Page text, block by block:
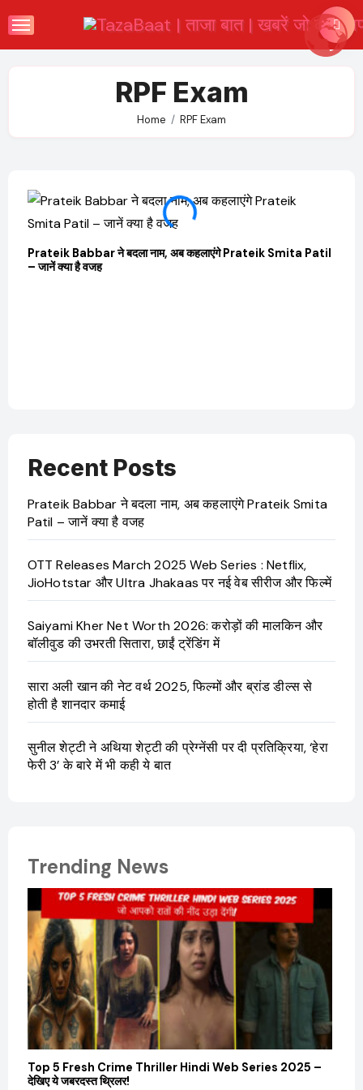
to
RPF Exam
Home RPF Exam
Prateik Babbar ने बदला नाम, अब कहलाएंगे Prateik Smita Patil
– जानें क्या है वजह
Recent Posts
Prateik Babbar ने बदला नाम, अब कहलाएंगे Prateik Smita
Patil – जानें क्या है वजह
OTT Releases March 2025 Web Series : Netflix,
JioHotstar और Ultra Jhakaas पर नई वेब सीरीज और फिल्में
Saiyami Kher Net Worth 2026: करोड़ों की मालकिन और
बॉलीवुड की उभरती सितारा, छाईं ट्रेंडिंग में
सारा अली खान की नेट वर्थ 2025, फिल्मों और ब्रांड डील्स से
होती है शानदार कमाई
सुनील शेट्टी ने अथिया शेट्टी की प्रेग्नेंसी पर दी प्रतिक्रिया, ‘हेरा
फेरी 3’ के बारे में भी कही ये बात
Trending News
Top 5 Fresh Crime Thriller Hindi Web Series 2025 –
देखिए ये जबरदस्त थ्रिलर!